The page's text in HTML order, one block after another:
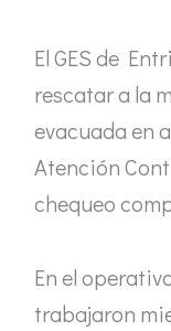
El GES de
rescatar a la
evacuada en
Atención
chequeo
En el
trabajaron